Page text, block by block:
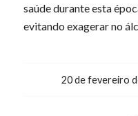
saúde durante esta
evitando exagerar no
20 de fevereiro /